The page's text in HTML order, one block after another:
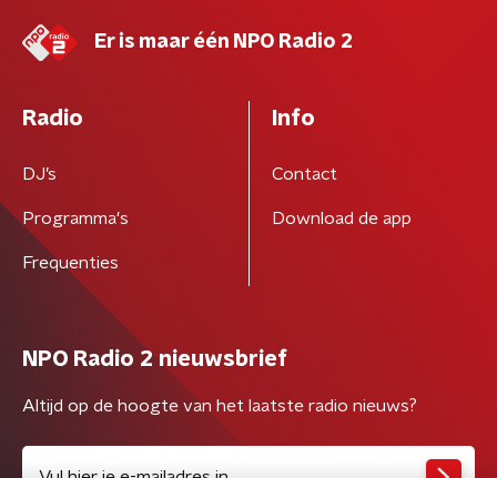
Er is maar één NPO Radio 2
Radio
DJ’s
Programma's
Frequenties
Info
Contact
Download de app
NPO Radio 2 nieuwsbrief
Altijd op de hoogte van het laatste radio nieuws?